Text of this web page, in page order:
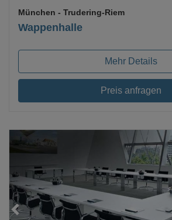
Wappenhalle
München - Trudering-Riem
Mehr Details
Preis anfragen